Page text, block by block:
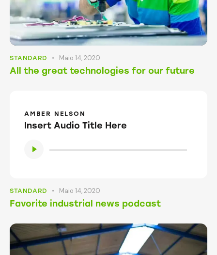
STANDARD Maio 14, 2020
All the great technologies for our future
AMBER NELSON
Insert Audio Title Here
de
STANDARD Maio 14, 2020
Favorite industrial news podcast